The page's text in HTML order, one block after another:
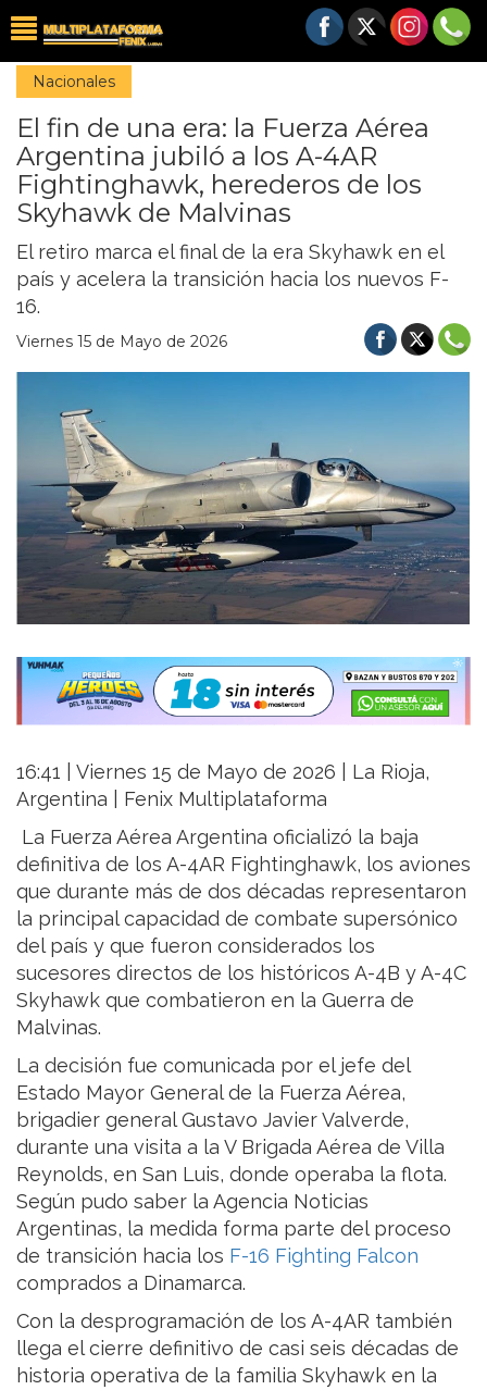
Nacionales
El fin de una era: la Fuerza Aérea
Argentina jubiló a los A-4AR
Fightinghawk, herederos de los
Skyhawk de Malvinas
El retiro marca el final de la era Skyhawk en el
país y acelera la transición hacia los nuevos F-
16.
Viernes 15 de Mayo de 2026
16:41 | Viernes 15 de Mayo de 2026 | La Rioja,
Argentina | Fenix Multiplataforma
La Fuerza Aérea Argentina oficializó la baja
definitiva de los A-4AR Fightinghawk, los aviones
que durante más de dos décadas representaron
la principal capacidad de combate supersónico
del país y que fueron considerados los
sucesores directos de los históricos A-4B y A-4C
Skyhawk que combatieron en la Guerra de
Malvinas.
La decisión fue comunicada por el jefe del
Estado Mayor General de la Fuerza Aérea,
brigadier general Gustavo Javier Valverde,
durante una visita a la V Brigada Aérea de Villa
Reynolds, en San Luis, donde operaba la flota.
Según pudo saber la Agencia Noticias
Argentinas, la medida forma parte del proceso
de transición hacia los F-16 Fighting Falcon
comprados a Dinamarca.
Con la desprogramación de los A-4AR también
llega el cierre definitivo de casi seis décadas de
historia operativa de la familia Skyhawk en la